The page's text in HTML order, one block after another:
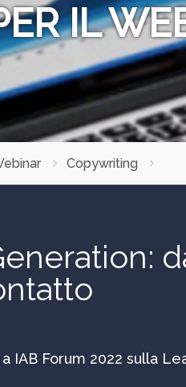
IL
Copywriting
IAB Forum 2022 sulla